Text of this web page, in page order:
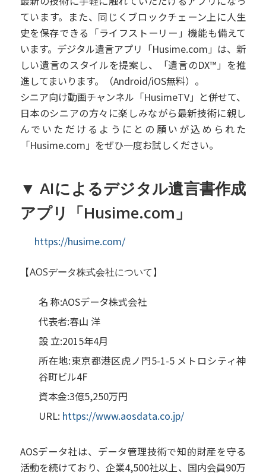
ています。また、同じくブロックチェーン上に人生
史を保存できる「ライフストーリー」機能も備えて
います。デジタル遺言アプリ「Husime.com」は、新
しい遺言のスタイルを提案し、「遺言のDX™」を推
進してまいります。（Android/iOS無料）。
シニア向け動画チャンネル「HusimeTV」と併せて、
日本のシニアの方々に楽しみながら最新技術に親し
んでいただけるようにとの願いが込められた
「Husime.com」をぜひ一度お試しください。
▼ AIによるデジタル遺言書作成
アプリ「Husime.com」
https://husime.com/
【AOSデータ株式会社について】
名 称:AOSデータ株式会社
代表者:春山 洋
設 立:2015年4月
所在地:東京都港区虎ノ門5-1-5 メトロシティ神
谷町ビル4F
資本金:3億5,250万円
URL: https://www.aosdata.co.jp/
AOSデータ社は、データ管理技術で知的財産を守る
活動を続けており、企業4,500社以上、国内会員90万